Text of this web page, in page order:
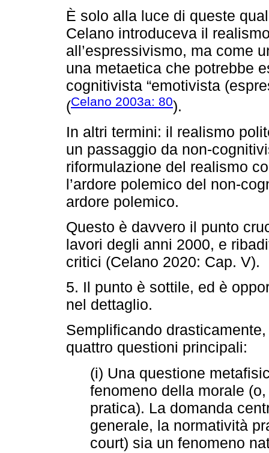
È solo alla luce di queste
Celano introduceva il
all’espressivismo, ma come
una metaetica che potrebbe
cognitivista “emotivista
(Celano 2003a: 80).
In altri termini: il realismo
un passaggio da non-
riformulazione del realismo
l’ardore polemico del non-
ardore polemico.
Questo è davvero il punto
lavori degli anni 2000, e
critici (Celano 2020: Cap. V).
5. Il punto è sottile, ed è
nel dettaglio.
Semplificando
quattro questioni principali:
(i) Una questione
fenomeno della morale
pratica). La domanda
generale, la normatività
court) sia un fenomeno